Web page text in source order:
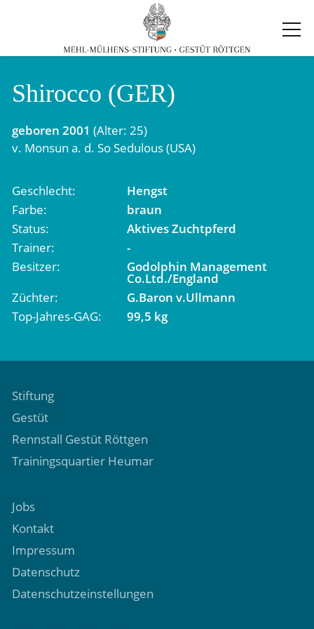
Shirocco (GER)
geboren 2001 (Alter: 25)
v. Monsun a. d. So Sedulous (USA)
Geschlecht
Hengst
Farbe
braun
Status
Aktives Zuchtpferd
Trainer
-
Besitzer
Godolphin Management
Co.Ltd./England
Züchter
G.Baron v.Ullmann
Top-Jahres-GAG
99,5 kg
Stiftung
Gestüt
Rennstall Gestüt Röttgen
Trainingsquartier Heumar
Jobs
Kontakt
Impressum
Datenschutz
Datenschutzeinstellungen